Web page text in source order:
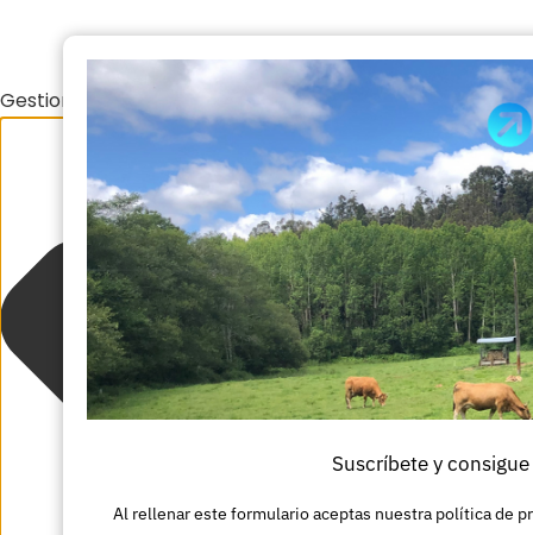
Gestionar el consentimiento de las cookies
Suscríbete y
Al rellenar este formulario aceptas nuestra política de